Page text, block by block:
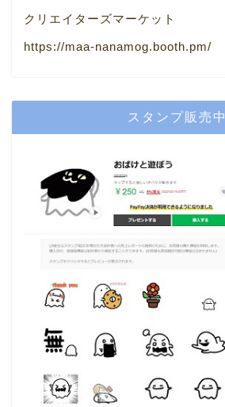
クリエイターズマーケット
https://maa-nanamog.booth.pm/
スタンプ販売中